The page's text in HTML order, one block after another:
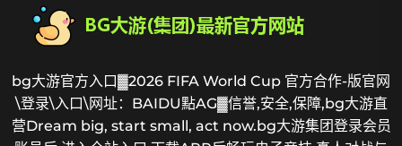
bg大游官方入口▓2026 FIFA World Cup 官方合作-版官网
\登录\入口\网址：BAIDU點AG▓信誉,安全,保障,bg大游直
营Dream big, start small, act now.bg大游集团登录会员